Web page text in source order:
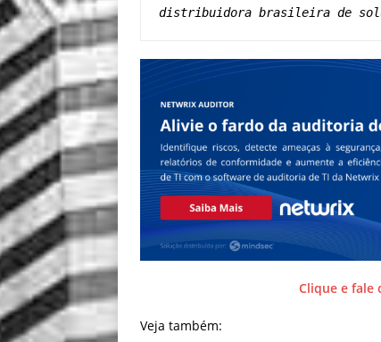
distribuidora brasileira de
Clique e fale
Veja também: